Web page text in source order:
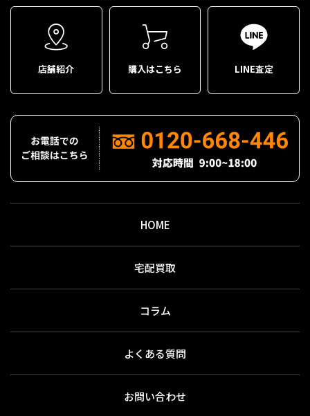
店舗紹介 購入はこちら LINE査定
HOME
宅配買取
コラム
よくある質問
お問い合わせ